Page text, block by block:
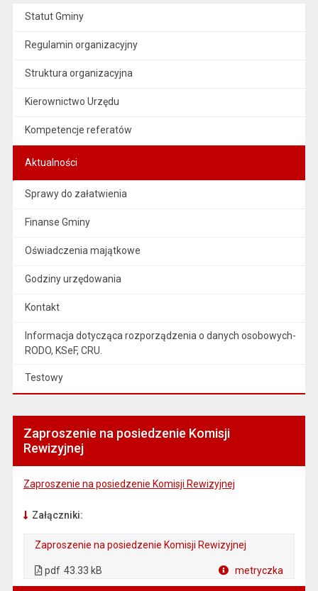
Statut Gminy
Regulamin organizacyjny
Struktura organizacyjna
Kierownictwo Urzędu
Kompetencje referatów
Aktualności
Sprawy do załatwienia
Finanse Gminy
Oświadczenia majątkowe
Godziny urzędowania
Kontakt
Informacja dotycząca rozporządzenia o danych osobowych-
RODO, KSeF, CRU.
Testowy
Zaproszenie na posiedzenie Komisji
Rewizyjnej
Zaproszenie na posiedzenie Komisji Rewizyjnej
Załączniki:
Zaproszenie na posiedzenie Komisji Rewizyjnej
pdf 43.33 kB metryczka